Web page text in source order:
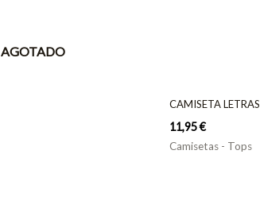
AGOTADO
CAMISETA LETRAS
11,95€
Camisetas - Tops